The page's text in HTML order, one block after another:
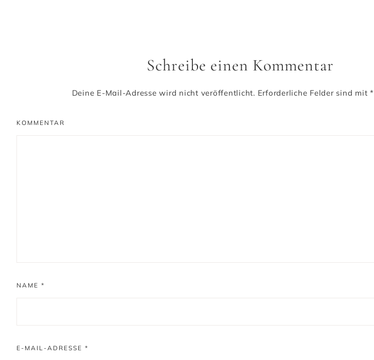
Schreibe einen Kommentar
Deine E-Mail-Adresse wird nicht veröffentlicht. Erforderliche Felder sind mit*
KOMMENTAR
NAME *
E-MAIL-ADRESSE *